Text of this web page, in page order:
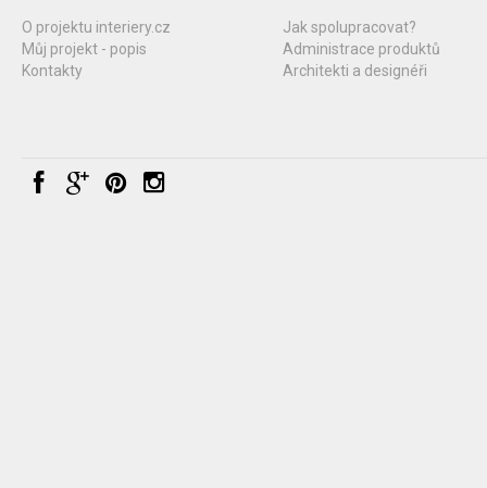
O projektu interiery.cz
Můj projekt - popis
Kontakty
Jak spolupracovat?
Administrace produktů
Architekti a designéři